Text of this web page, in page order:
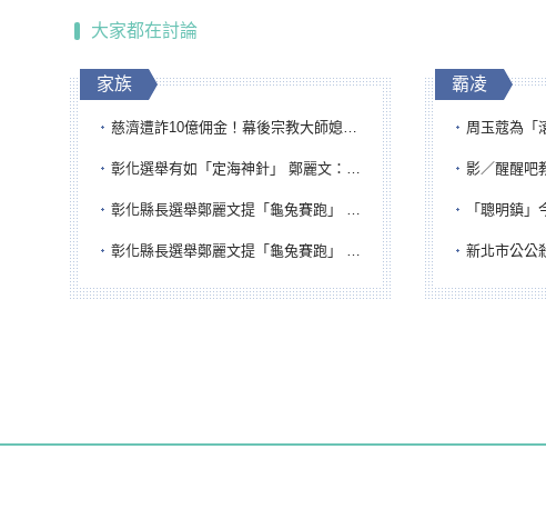
大家都在討論
家族
慈濟遭詐10億佣金！幕後宗教大師媳婦獲100萬交保...快步奔離不發一語
彰化選舉有如「定海神針」 鄭麗文：傾全黨之力讓彰化贏
彰化縣長選舉鄭麗文提「龜兔賽跑」 綠營、無黨籍忙否認是烏龜
彰化縣長選舉鄭麗文提「龜兔賽跑」 綠營、無黨籍忙否認是烏龜
霸凌
周玉蔻為「滾床單案
影／醒醒吧教育部！民
「聰明鎮」今上
新北市公公殺害媳